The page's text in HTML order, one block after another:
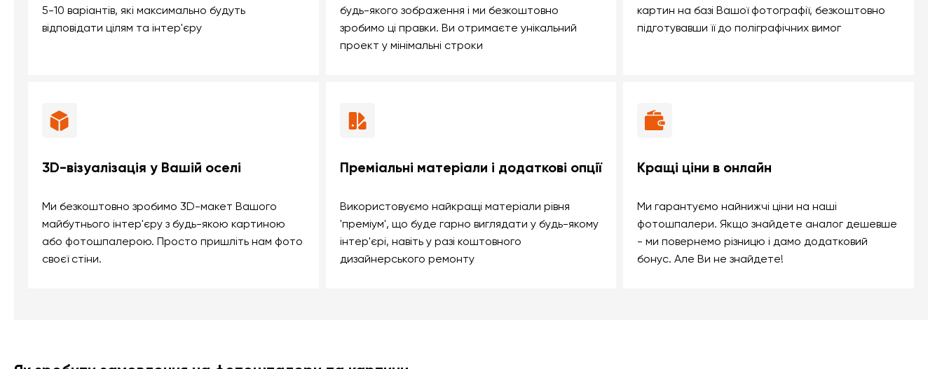
5-10 варіантів, які максимально будуть
відповідати цілям та інтер'єру
будь-якого зображення і ми безкоштовно
зробимо ці правки. Ви отримаєте унікальний
проект у мінімальні строки
картин на базі Вашої фотографії, безкоштовно
підготувавши її до поліграфічних вимог
3D-візуалізація у Вашій оселі
Ми безкоштовно зробимо 3D-макет Вашого
майбутнього інтер'єру з будь-якою картиною
або фотошпалерою. Просто пришліть нам фото
своєї стіни.
Преміальні матеріали і додаткові опції
Використовуємо найкращі матеріали рівня
'преміум', що буде гарно виглядати у будь-якому
інтер'єрі, навіть у разі коштовного
дизайнерського ремонту
Кращі ціни в онлайн
Ми гарантуємо найнижчі ціни на наші
фотошпалери. Якщо знайдете аналог дешевше
- ми повернемо різницю і дамо додатковий
бонус. Але Ви не знайдете!